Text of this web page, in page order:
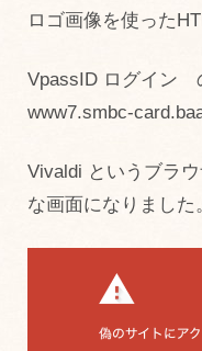
ロゴ画像を使った
VpassID ログイン
www7.smbc-
Vivaldi というブラ
な画面になりました